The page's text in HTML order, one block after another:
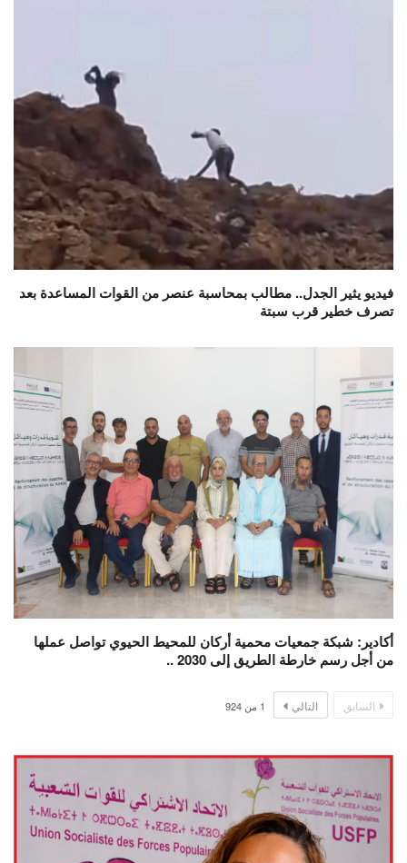
فيديو يثير الجدل.. مطالب بمحاسبة عنصر من القوات المساعدة بعد
تصرف خطير قرب سبتة
أكادير: شبكة جمعيات محمية أركان للمحيط الحيوي تواصل عملها
من أجل رسم خارطة الطريق إلى 2030 ..
السابق التالي 1 من 924